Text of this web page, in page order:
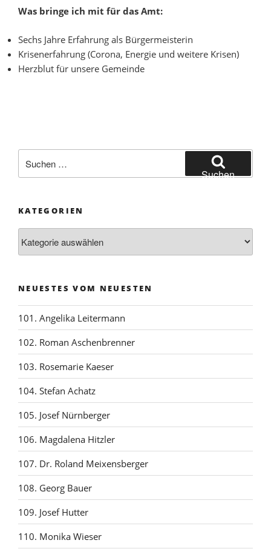
Was bringe ich mit für das Amt:
Sechs Jahre Erfahrung als Bürgermeisterin
Krisenerfahrung (Corona, Energie und weitere Krisen)
Herzblut für unsere Gemeinde
nach:
Suchen
KATEGORIEN
NEUESTES VOM NEUESTEN
101. Angelika Leitermann
102. Roman Aschenbrenner
103. Rosemarie Kaeser
104. Stefan Achatz
105. Josef Nürnberger
106. Magdalena Hitzler
107. Dr. Roland Meixensberger
108. Georg Bauer
109. Josef Hutter
110. Monika Wieser